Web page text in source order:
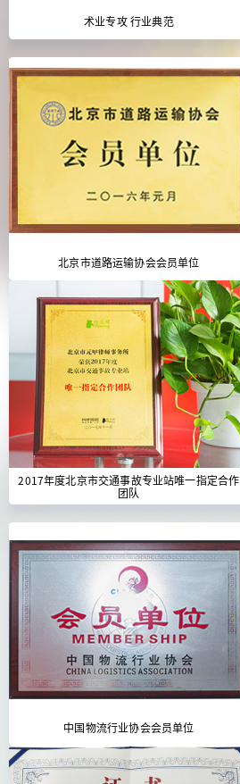
术业专攻 行业典范
北京市道路运输协会会员单位
2017年度北京市交通事故专业站唯一指定合作
团队
中国物流行业协会会员单位